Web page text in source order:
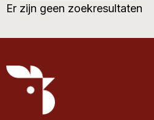
Er zijn geen zoekresultaten